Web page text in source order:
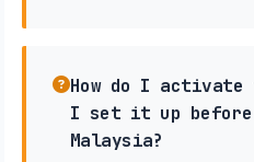
How do I activate
I set it up
Malaysia?